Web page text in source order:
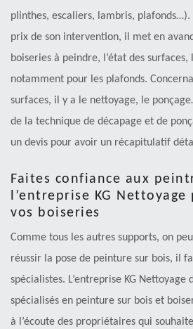
plinthes, escaliers, lambris,
prix de son intervention, il met en
boiseries à peindre, l’état des surfaces,
notamment pour les plafonds.
surfaces, il y a le nettoyage, le
de la technique de décapage et de
un devis pour avoir un récapitulatif
Faites confiance aux
l’entreprise KG
vos boiseries
Comme tous les autres supports, on
réussir la pose de peinture sur bois, il
spécialistes. L’entreprise KG Nettoyage
spécialisés en peinture sur bois et
à l’écoute des propriétaires qui